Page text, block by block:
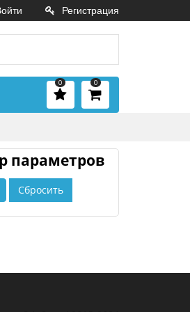
Регистрация
0
0
параметров